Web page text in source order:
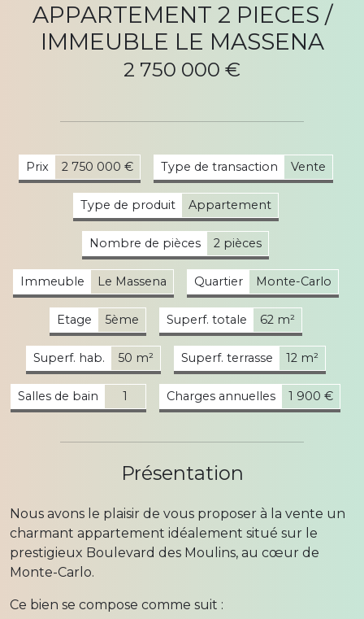
APPARTEMENT 2 PIECES /
IMMEUBLE LE MASSENA
2 750 000 €
Prix 2 750 000 € Type de transaction Vente
Type de produit Appartement
Nombre de pièces 2 pièces
Immeuble Le Massena Quartier Monte-Carlo
Etage 5ème Superf. totale 62 m²
Superf. hab. 50 m² Superf. terrasse 12 m²
Salles de bain 1 Charges annuelles 1 900 €
Présentation
Nous avons le plaisir de vous proposer à la vente un
charmant appartement idéalement situé sur le
prestigieux Boulevard des Moulins, au cœur de
Monte-Carlo.
Ce bien se compose comme suit :